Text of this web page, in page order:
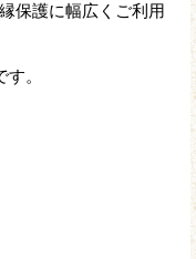
保護に幅広くご利用
。